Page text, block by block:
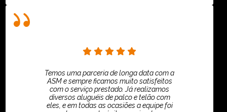
Temos uma parceria de longa data com a
ASM e sempre ficamos muito satisfeitos
com o serviço prestado. Já realizamos
diversos aluguéis de palco e telão com
eles, e em todas as ocasiões a equipe foi